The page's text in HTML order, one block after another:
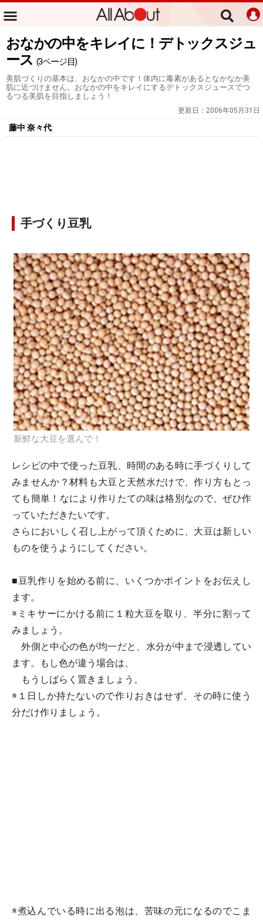
おなかの中をキレイに！デトックスジュ
ース (3ページ目)
美肌づくりの基本は、おなかの中です！体内に毒素があるとなかなか美
肌に近づけません。おなかの中をキレイにするデトックスジュースでつ
るつる美肌を目指しましょう！
更新日： 2006年05月31日
藤中 奈々代
手づくり豆乳
新鮮な大豆を選んで！
レシピの中で使った豆乳、時間のある時に手づくりして
みませんか？材料も大豆と天然水だけで、作り方もとっ
ても簡単！なにより作りたての味は格別なので、ぜひ作
っていただきたいです。
さらにおいしく召し上がって頂くために、大豆は新しい
ものを使うようにしてください。
■豆乳作りを始める前に、いくつかポイントをお伝えし
ます。
※ミキサーにかける前に１粒大豆を取り、半分に割って
みましょう。
外側と中心の色が均一だと、水分が中まで浸透してい
ます。もし色が違う場合は、
もうしばらく置きましょう。
※１日しか持たないので作りおきはせず、その時に使う
分だけ作りましょう。
※煮込んでいる時に出る泡は、苦味の元になるのでこま